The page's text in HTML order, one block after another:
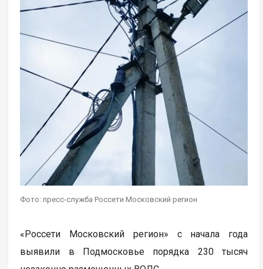
Фото: пресс-служба Россети Московский регион
«Россети Московский регион» с начала года
выявили в Подмосковье порядка 230 тысяч